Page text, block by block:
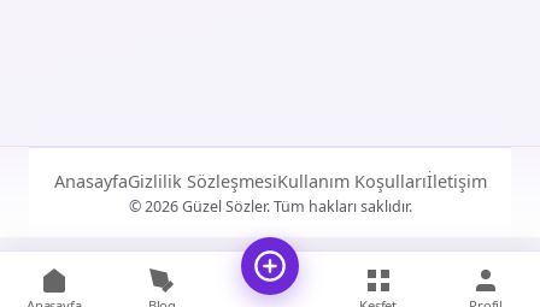
AnasayfaGizlilik SözleşmesiKullanım Koşullarıİletişim
© 2026 Güzel Sözler. Tüm hakları saklıdır.